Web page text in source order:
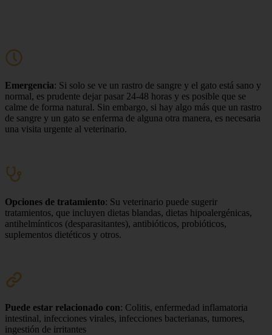
Emergencia: Si solo se ve un rastro de sangre y el gato está sano y
normal, es prudente dejar pasar 24-48 horas y es posible que se
calme de forma natural. Sin embargo, si hay algo más que un rastro
de sangre y un gato se enferma de alguna otra manera, es necesaria
una visita urgente al veterinario.
Opciones de tratamiento: Su veterinario puede sugerir
tratamientos, que incluyen dietas blandas, dietas hipoalergénicas,
antihelmínticos (desparasitantes), antibióticos, probióticos,
suplementos dietéticos y otros.
Puede estar relacionado con: Colitis, enfermedad inflamatoria
intestinal, infecciones virales, infecciones bacterianas, tumores,
ingestión de irritantes